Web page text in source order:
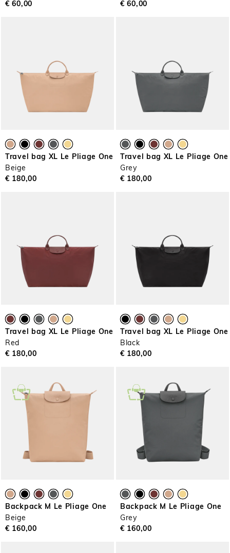
€ 60,00
€ 60,00
Travel bag XL Le Pliage One
Beige
€ 180,00
Travel bag XL Le Pliage One
Grey
€ 180,00
Travel bag XL Le Pliage One
Red
€ 180,00
Travel bag XL Le Pliage One
Black
€ 180,00
Backpack M Le Pliage One
Beige
€ 160,00
Backpack M Le Pliage One
Grey
€ 160,00